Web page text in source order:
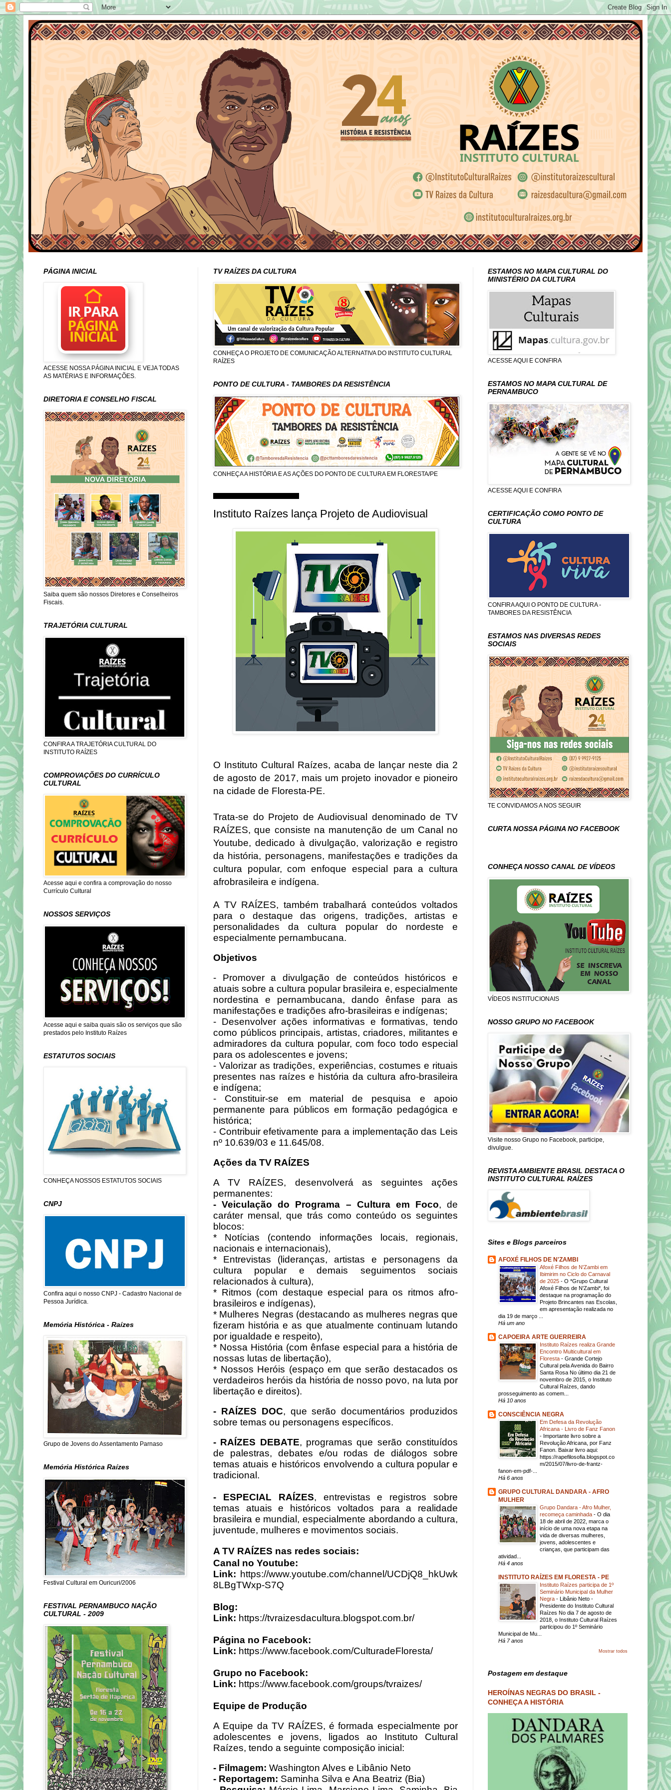
TV RAÍZES DA CULTURA
CONHEÇA O PROJETO DE COMUNICAÇÃO ALTERNATIVA DO INSTITUTO CULTURAL
RAÍZES
PONTO DE CULTURA - TAMBORES DA RESISTÊNCIA
CONHEÇA A HISTÓRIA E AS AÇÕES DO PONTO DE CULTURA EM FLORESTA/PE
Instituto Raízes lança Projeto de Audiovisual
O Instituto Cultural Raízes, acaba de lançar neste dia 2
de agosto de 2017, mais um projeto inovador e pioneiro
na cidade de Floresta-PE.
Trata-se do Projeto de Audiovisual denominado de TV
RAÍZES, que consiste na manutenção de um Canal no
Youtube, dedicado à divulgação, valorização e registro
da história, personagens, manifestações e tradições da
cultura popular, com enfoque especial para a cultura
afrobrasileira e indígena.
A TV RAÍZES, também trabalhará conteúdos voltados
para o destaque das origens, tradições, artistas e
personalidades da cultura popular do nordeste e
especialmente pernambucana.
Objetivos
- Promover a divulgação de conteúdos históricos e
atuais sobre a cultura popular brasileira e, especialmente
nordestina e pernambucana, dando ênfase para as
manifestações e tradições afro-brasileiras e indígenas;
- Desenvolver ações informativas e formativas, tendo
como públicos principais, artistas, criadores, militantes e
admiradores da cultura popular, com foco todo especial
para os adolescentes e jovens;
- Valorizar as tradições, experiências, costumes e rituais
presentes nas raízes e história da cultura afro-brasileira
e indígena;
- Constituir-se em material de pesquisa e apoio
permanente para públicos em formação pedagógica e
histórica;
- Contribuir efetivamente para a implementação das Leis
nº 10.639/03 e 11.645/08.
Ações da TV RAÍZES
A TV RAÍZES, desenvolverá as seguintes ações
permanentes:
- Veiculação do Programa – Cultura em Foco, de
caráter mensal, que trás como conteúdo os seguintes
blocos:
* Notícias (contendo informações locais, regionais,
nacionais e internacionais),
* Entrevistas (lideranças, artistas e personagens da
cultura popular e demais seguimentos sociais
relacionados à cultura),
* Ritmos (com destaque especial para os ritmos afro-
brasileiros e indígenas),
* Mulheres Negras (destacando as mulheres negras que
fizeram história e as que atualmente continuam lutando
por igualdade e respeito),
* Nossa História (com ênfase especial para a história de
nossas lutas de libertação),
* Nossos Heróis (espaço em que serão destacados os
verdadeiros heróis da história de nosso povo, na luta por
libertação e direitos).
- RAÍZES DOC, que serão documentários produzidos
sobre temas ou personagens específicos.
- RAÍZES DEBATE, programas que serão constituídos
de palestras, debates e/ou rodas de diálogos sobre
temas atuais e históricos envolvendo a cultura popular e
tradicional.
- ESPECIAL RAÍZES, entrevistas e registros sobre
temas atuais e históricos voltados para a realidade
brasileira e mundial, especialmente abordando a cultura,
juventude, mulheres e movimentos sociais.
A TV RAÍZES nas redes sociais:
Canal no Youtube:
Link: https://www.youtube.com/channel/UCDjQ8_hkUwk
8LBgTWxp-S7Q
Blog:
Link: https://tvraizesdacultura.blogspot.com.br/
Página no Facebook:
Link: https://www.facebook.com/CulturadeFloresta/
Grupo no Facebook:
Link: https://www.facebook.com/groups/tvraizes/
Equipe de Produção
A Equipe da TV RAÍZES, é formada especialmente por
adolescentes e jovens, ligados ao Instituto Cultural
Raízes, tendo a seguinte composição inicial:
- Filmagem: Washington Alves e Libânio Neto
- Reportagem: Saminha Silva e Ana Beatriz (Bia)
PÁGINA INICIAL
ACESSE NOSSA PÁGINA INICIAL E VEJA TODAS
AS MATÉRIAS E INFORMAÇÕES.
DIRETORIA E CONSELHO FISCAL
Saiba quem são nossos Diretores e Conselheiros
Fiscais.
TRAJETÓRIA CULTURAL
CONFIRA A TRAJETÓRIA CULTURAL DO
INSTITUTO RAÍZES
COMPROVAÇÕES DO CURRÍCULO
CULTURAL
Acesse aqui e confira a comprovação do nosso
Currículo Cultural
NOSSOS SERVIÇOS
Acesse aqui e saiba quais são os serviços que são
prestados pelo Instituto Raízes
ESTATUTOS SOCIAIS
CONHEÇA NOSSOS ESTATUTOS SOCIAIS
CNPJ
Confira aqui o nosso CNPJ - Cadastro Nacional de
Pessoa Jurídica.
Memória Histórica - Raízes
Grupo de Jovens do Assentamento Parnaso
Memória Histórica Raízes
Festival Cultural em Ouricuri/2006
FESTIVAL PERNAMBUCO NAÇÃO
CULTURAL - 2009
ESTAMOS NO MAPA CULTURAL DO
MINISTÉRIO DA CULTURA
ACESSE AQUI E CONFIRA
ESTAMOS NO MAPA CULTURAL DE
PERNAMBUCO
ACESSE AQUI E CONFIRA
CERTIFICAÇÃO COMO PONTO DE
CULTURA
CONFIRA AQUI O PONTO DE CULTURA -
TAMBORES DA RESISTÊNCIA
ESTAMOS NAS DIVERSAS REDES
SOCIAIS
TE CONVIDAMOS A NOS SEGUIR
CURTA NOSSA PÁGINA NO FACEBOOK
CONHEÇA NOSSO CANAL DE VÍDEOS
VÍDEOS INSTITUCIONAIS
NOSSO GRUPO NO FACEBOOK
Visite nosso Grupo no Facebook, participe,
divulgue.
REVISTA AMBIENTE BRASIL DESTACA O
INSTITUTO CULTURAL RAÍZES
Sites e Blogs parceiros
AFOXÉ FILHOS DE N'ZAMBI
Afoxé Filhos de N'Zambi em
Ibimirim no Ciclo do Carnaval
de 2025 - O *Grupo Cultural
Afoxé Filhos de N'Zambi*, foi
destaque na programação do
Projeto Brincantes nas Escolas,
em apresentação realizada no
dia 19 de março ...
Há um ano
CAPOEIRA ARTE GUERREIRA
Instituto Raízes realiza Grande
Encontro Multicultural em
Floresta - Grande Cortejo
Cultural pela Avenida do Bairro
Santa Rosa No último dia 21 de
novembro de 2015, o Instituto
Cultural Raízes, dando
prosseguimento as comem...
Há 10 anos
CONSCIÊNCIA NEGRA
Em Defesa da Revolução
Africana - Livro de Fanz Fanon
- Importante livro sobre a
Revolução Africana, por Fanz
Fanon. Baixar livro aqui:
https://rapefilosofia.blogspot.co
m/2015/07/livro-de-frantz-
fanon-em-pdf-...
Há 6 anos
GRUPO CULTURAL DANDARA - AFRO
MULHER
Grupo Dandara - Afro Mulher,
recomeça caminhada - O dia
18 de abril de 2022, marca o
início de uma nova etapa na
vida de diversas mulheres,
jovens, adolescentes e
crianças, que participam das
atividad...
Há 4 anos
INSTITUTO RAÍZES EM FLORESTA - PE
Instituto Raízes participa de 1º
Seminário Municipal da Mulher
Negra - Libânio Neto -
Presidente do Instituto Cultural
Raízes No dia 7 de agosto de
2018, o Instituto Cultural Raízes
participou do 1º Seminário
Municipal de Mu...
Há 7 anos
Mostrar todos
Postagem em destaque
HEROÍNAS NEGRAS DO BRASIL -
CONHEÇA A HISTÓRIA